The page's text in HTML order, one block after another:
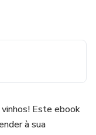
Este ebook
à sua